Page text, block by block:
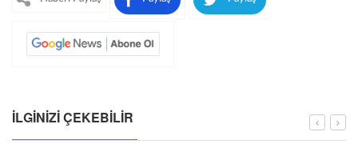
İLGINIZI ÇEKEBILIR